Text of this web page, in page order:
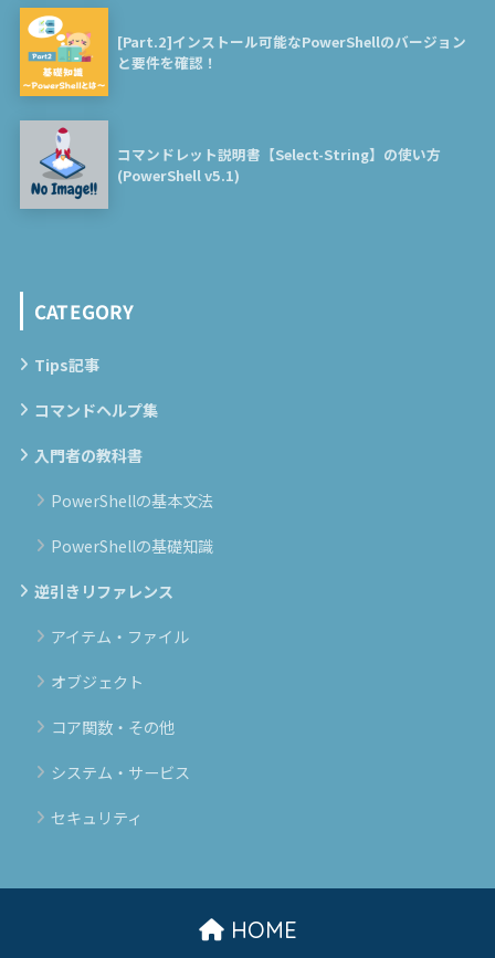
[Part.2]インストール可能なPowerShellのバージョン
と要件を確認！
コマンドレット説明書【Select-String】の使い方
(PowerShell v5.1)
CATEGORY
Tips記事
コマンドヘルプ集
入門者の教科書
PowerShellの基本文法
PowerShellの基礎知識
逆引きリファレンス
アイテム・ファイル
オブジェクト
コア関数・その他
システム・サービス
セキュリティ
HOME